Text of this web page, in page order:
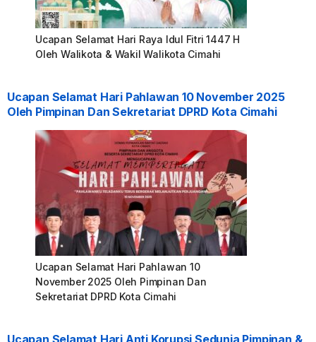
Ucapan Selamat Hari Raya Idul Fitri 1447 H
Oleh Walikota & Wakil Walikota Cimahi
Ucapan Selamat Hari Pahlawan 10 November 2025
Oleh Pimpinan Dan Sekretariat DPRD Kota Cimahi
Ucapan Selamat Hari Pahlawan 10
November 2025 Oleh Pimpinan Dan
Sekretariat DPRD Kota Cimahi